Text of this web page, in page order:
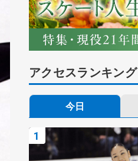
アクセスランキング
今日